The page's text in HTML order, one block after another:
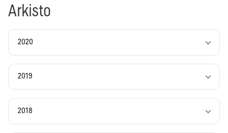
Arkisto
2020
2019
2018